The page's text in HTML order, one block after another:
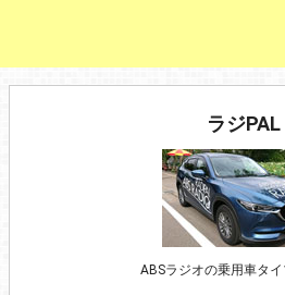
ラジPAL
ABSラジオの乗用車タ